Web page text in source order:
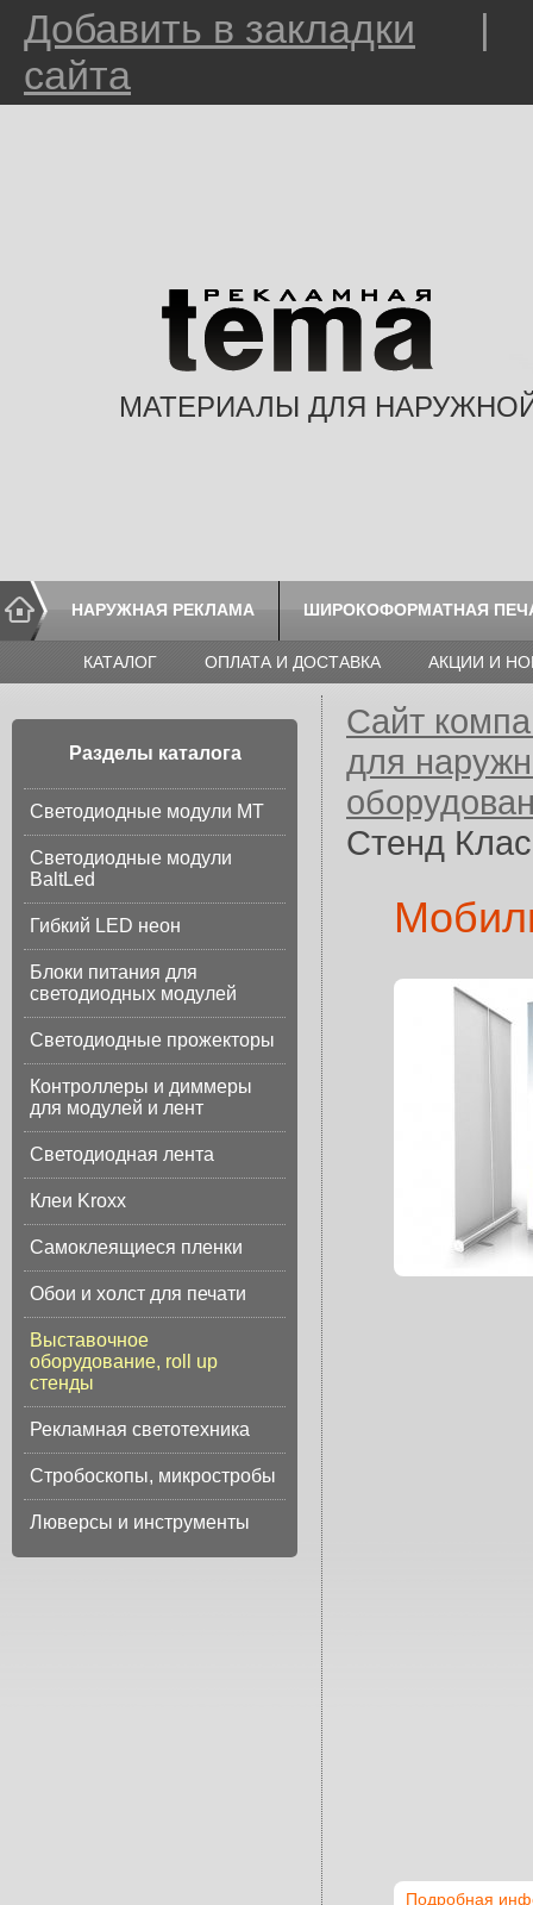
Добавить в закладки
сайта
МАТЕРИАЛЫ ДЛЯ
НАРУЖНАЯ РЕКЛАМА ШИРОКОФОРМАТНАЯ
КАТАЛОГ ОПЛАТА И ДОСТАВКА АКЦИИ И
Разделы каталога
Светодиодные модули МТ
Светодиодные модули
BaltLed
Гибкий LED неон
Блоки питания для
светодиодных модулей
Светодиодные прожекторы
Контроллеры и диммеры
для модулей и лент
Светодиодная лента
Клеи Kroxx
Самоклеящиеся пленки
Обои и холст для печати
Выставочное
оборудование, roll up
стенды
Рекламная светотехника
Стробоскопы, микростробы
Люверсы и инструменты
Сайт
для
Стенд
Подробная